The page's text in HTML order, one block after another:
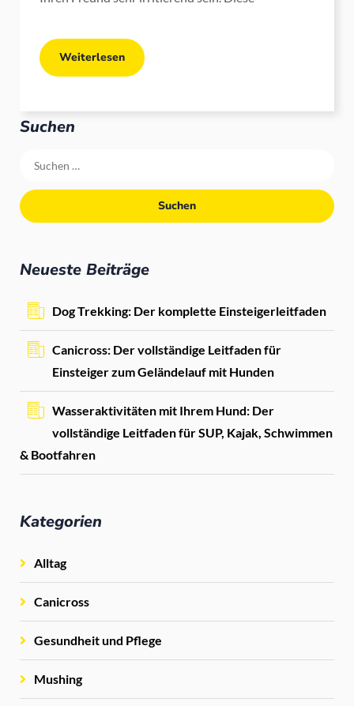
Weiterlesen
Suchen
Neueste Beiträge
Dog Trekking: Der komplette Einsteigerleitfaden
Canicross: Der vollständige Leitfaden für
Einsteiger zum Geländelauf mit Hunden
Wasseraktivitäten mit Ihrem Hund: Der
vollständige Leitfaden für SUP, Kajak, Schwimmen
& Bootfahren
Kategorien
Alltag
Canicross
Gesundheit und Pflege
Mushing